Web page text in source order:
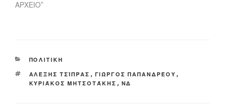
ΑΡΧΕΙΟ"
CATEGORIES
ΠΟΛΙΤΙΚΗ
TAGS
ΑΛΈΞΗΣ ΤΣΊΠΡΑΣ , ΓΙΏΡΓΟΣ ΠΑΠΑΝΔΡΈΟΥ ,
ΚΥΡΙΆΚΟΣ ΜΗΤΣΟΤΆΚΗΣ , ΝΔ